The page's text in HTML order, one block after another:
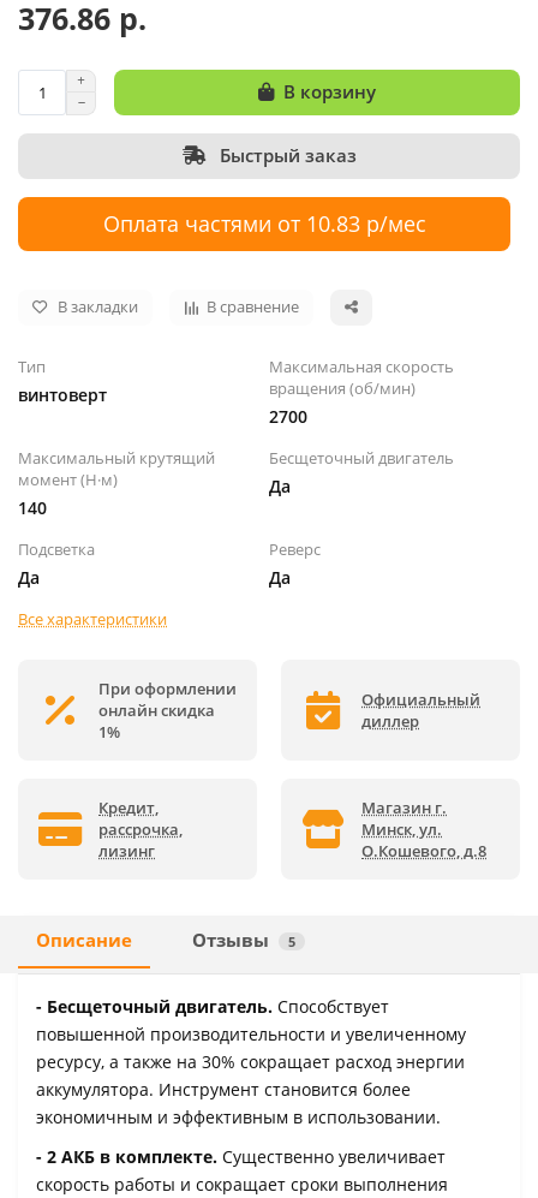
376.86 р.
В корзину
Быстрый заказ
Оплата частями от 10.83 р/мес
В закладки В сравнение
Тип
винтоверт
Максимальная скорость
вращения (об/мин)
2700
Максимальный крутящий
момент (Н·м)
140
Бесщеточный двигатель
Да
Подсветка
Да
Реверс
Да
Все характеристики
При оформлении
онлайн скидка
1%
Официальный
диллер
Кредит,
рассрочка,
лизинг
Магазин г.
Минск, ул.
О.Кошевого, д.8
Описание Отзывы 5
- Бесщеточный двигатель. Способствует
повышенной производительности и увеличенному
ресурсу, а также на 30% сокращает расход энергии
аккумулятора. Инструмент становится более
экономичным и эффективным в использовании.
- 2 АКБ в комплекте. Существенно увеличивает
скорость работы и сокращает сроки выполнения